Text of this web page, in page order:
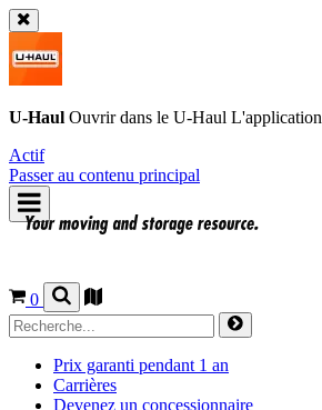
U-Haul Ouvrir dans le U-Haul L'application
Actif
Passer au contenu principal
0
Prix garanti pendant 1 an
Carrières
Devenez un concessionnaire